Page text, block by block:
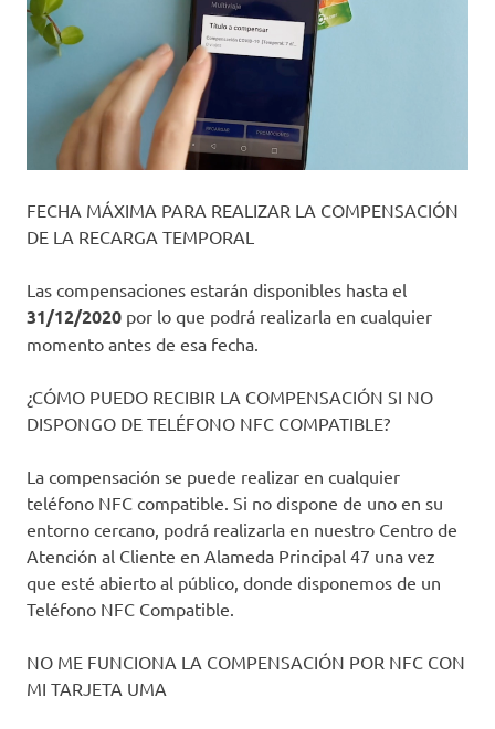
FECHA MÁXIMA PARA REALIZAR LA COMPENSACIÓN
DE LA RECARGA TEMPORAL
Las compensaciones estarán disponibles hasta el
31/12/2020 por lo que podrá realizarla en cualquier
momento antes de esa fecha.
¿CÓMO PUEDO RECIBIR LA COMPENSACIÓN SI NO
DISPONGO DE TELÉFONO NFC COMPATIBLE?
La compensación se puede realizar en cualquier
teléfono NFC compatible. Si no dispone de uno en su
entorno cercano, podrá realizarla en nuestro Centro de
Atención al Cliente en Alameda Principal 47 una vez
que esté abierto al público, donde disponemos de un
Teléfono NFC Compatible.
NO ME FUNCIONA LA COMPENSACIÓN POR NFC CON
MI TARJETA UMA